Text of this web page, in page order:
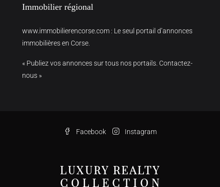
Immobilier régional
www.immobilierencorse.com : Le seul portail d’annonces
immobilières en Corse.
« Publiez vos annonces sur tous nos portails. Contactez-
nous »
Facebook Instagram